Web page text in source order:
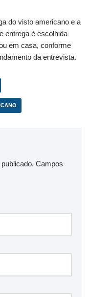
do visto americano e a
entrega é escolhida
em casa, conforme
da entrevista.
Campos